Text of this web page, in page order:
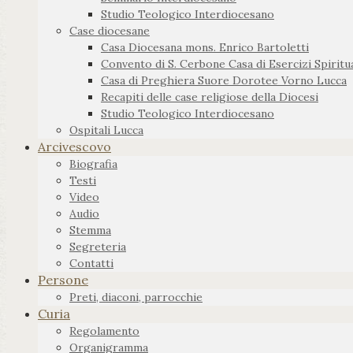
Studio Teologico Interdiocesano
Case diocesane
Casa Diocesana mons. Enrico Bartoletti
Convento di S. Cerbone Casa di Esercizi
Casa di Preghiera Suore Dorotee Vorno Lucca
Recapiti delle case religiose della Diocesi
Studio Teologico Interdiocesano
Ospitali Lucca
Arcivescovo
Biografia
Testi
Video
Audio
Stemma
Segreteria
Contatti
Persone
Preti, diaconi, parrocchie
Curia
Regolamento
Organigramma